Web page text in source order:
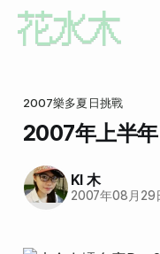
2007樂多夏日挑戰
2007年上半
KI 木
2007年08月29